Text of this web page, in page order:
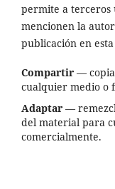
permite a terceros
mencionen la
publicación en
Compartir —
cualquier medio o
Adaptar —
del material para
comercialmente.